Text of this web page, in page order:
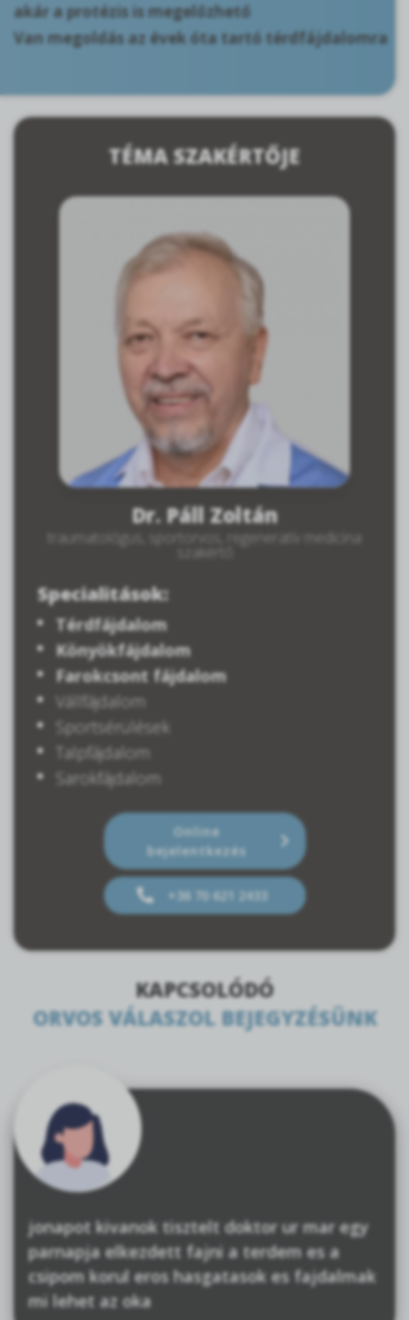
akár a protézis is megelőzhető
Van megoldás az évek óta tartó térdfájdalomra
TÉMA SZAKÉRTŐJE
Dr. Páll Zoltán
traumatológus, sportorvos, regeneratív medicina
szakértő
Specialitások:
Térdfájdalom
Könyökfájdalom
Farokcsont fájdalom
Vállfájdalom
Sportsérülések
Talpfájdalom
Sarokfájdalom
Online
bejelentkezés
+36 70 621 2433
KAPCSOLÓDÓ
ORVOS VÁLASZOL BEJEGYZÉSÜNK
jonapot kivanok tisztelt doktor ur mar egy
parnapja elkezdett fajni a terdem es a
csipom korul eros hasgatasok es fajdalmak
mi lehet az oka